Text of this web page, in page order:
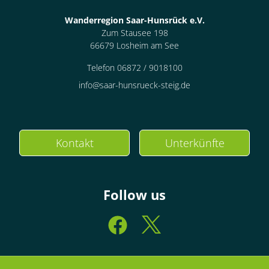
Wanderregion Saar-Hunsrück e.V.
Zum Stausee 198
66679 Losheim am See
Telefon 06872 / 9018100
info@saar-hunsrueck-steig.de
Kontakt Unterkünfte
Follow us